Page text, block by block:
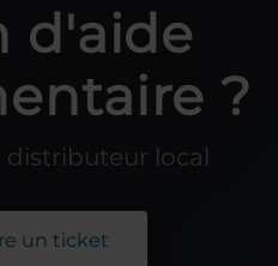
d'aide
?
distributeur local
un ticket